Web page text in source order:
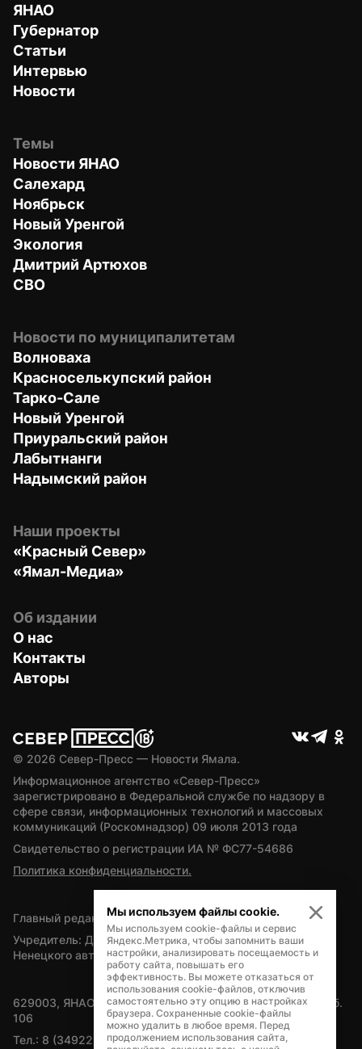
ЯНАО
Губернатор
Статьи
Интервью
Новости
Темы
Новости ЯНАО
Салехард
Ноябрьск
Новый Уренгой
Экология
Дмитрий Артюхов
СВО
Новости по муниципалитетам
Волноваха
Красноселькупский район
Тарко-Сале
Новый Уренгой
Приуральский район
Лабытнанги
Надымский район
Наши проекты
«Красный Север»
«Ямал-Медиа»
Об издании
О нас
Контакты
Авторы
© 2026 Север-Пресс — Новости Ямала.
Информационное агентство «Север-Пресс»
зарегистрировано в Федеральной службе по надзору в
сфере связи, информационных технологий и массовых
коммуникаций (Роскомнадзор) 09 июля 2013 года
Свидетельство о регистрации ИА № ФС77-54686
Политика конфиденциальности.
Главный редактор — А.Л. Поздеев
Учредитель: Департамент внутренней политики Ямало-
Ненецкого автономного округа
629003, ЯНАО, Салехард, мкр. Богдана Кнунянца, д.1, каб.
106
Тел.: 8 (34922) 71262
Мы используем файлы cookie.
Мы используем cookie-файлы и сервис
Яндекс.Метрика, чтобы запомнить ваши
настройки, анализировать посещаемость и
работу сайта, повышать его
эффективность. Вы можете отказаться от
использования cookie-файлов, отключив
самостоятельно эту опцию в настройках
браузера. Сохраненные cookie-файлы
можно удалить в любое время. Перед
продолжением использования сайта,